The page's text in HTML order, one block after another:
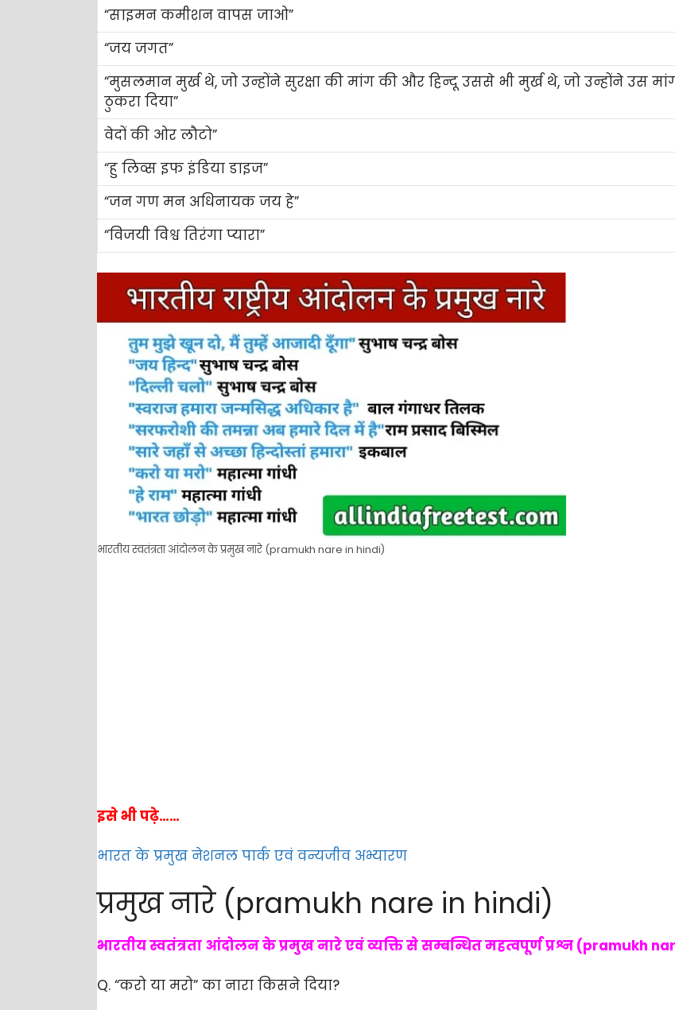
“साइमन कमीशन वापस जाओ”
“जय जगत”
“मुसलमान मुर्ख थे, जो उन्होंने सुरक्षा की मांग की और हिन्दू उससे भी मुर्ख थे, जो उन्होंने उस
ठुकरा दिया”
वेदों की ओर लौटो”
“हु लिव्स इफ इंडिया डाइज”
“जन गण मन अधिनायक जय हे”
“विजयी विश्व तिरंगा प्यारा”
भारतीय स्वतंत्रता आंदोलन के प्रमुख नारे (pramukh nare in hindi)
इसे भी पढ़े……
भारत के प्रमुख नेशनल पार्क एवं वन्यजीव अभ्यारण
प्रमुख नारे (pramukh nare in hindi)
भारतीय स्वतंत्रता आंदोलन के प्रमुख नारे एवं व्यक्ति से सम्बन्धित महत्वपूर्ण प्रश्न (pramukh
Q. “करो या मरो” का नारा किसने दिया?